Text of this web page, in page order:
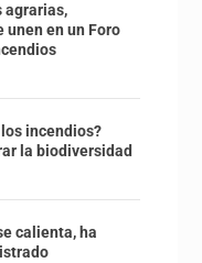
agrarias,
en un Foro
incendios?
la biodiversidad
calienta, ha